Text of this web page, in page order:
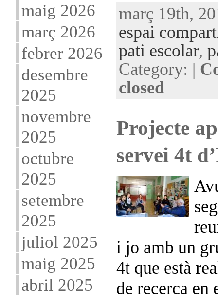
maig 2026
març 2026
febrer 2026
desembre
2025
novembre
2025
octubre
2025
setembre
2025
juliol 2025
maig 2025
abril 2025
març 19th,
espai
pati escolar,
Category: |
closed
Projecte
servei 4t
i jo amb un
4t que està
de recerca en